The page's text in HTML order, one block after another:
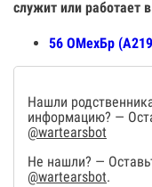
служит или работает
56 ОМехБр
Нашли
информацию? —
@wartearsbot
Не нашли? —
@wartearsbot.